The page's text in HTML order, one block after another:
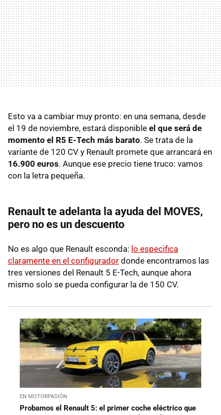
Esto va a cambiar muy pronto: en una semana, desde
el 19 de noviembre, estará disponible el que será de
momento el R5 E-Tech más barato. Se trata de la
variante de 120 CV y Renault promete que arrancará en
16.900 euros. Aunque ese precio tiene truco: vamos
con la letra pequeña.
Renault te adelanta la ayuda del MOVES,
pero no es un descuento
No es algo que Renault esconda: lo especifica
claramente en el configurador donde encontramos las
tres versiones del Renault 5 E-Tech, aunque ahora
mismo solo se pueda configurar la de 150 CV.
EN MOTORPASIÓN
Probamos el Renault 5: el primer coche eléctrico que